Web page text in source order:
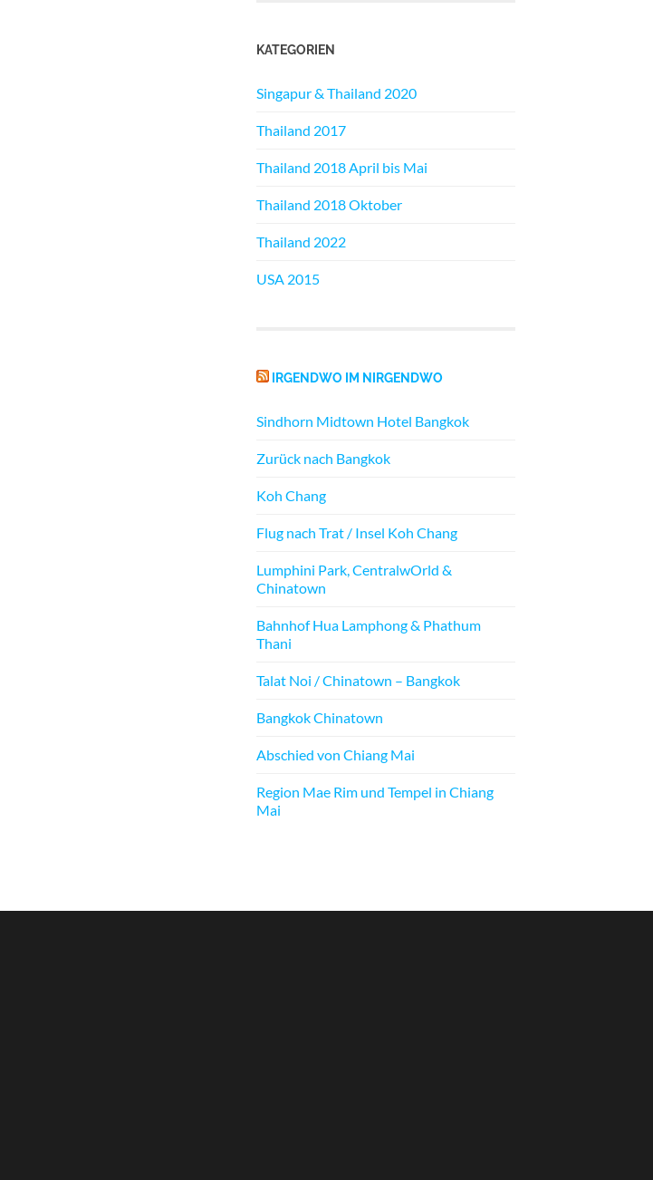
KATEGORIEN
Singapur & Thailand 2020
Thailand 2017
Thailand 2018 April bis Mai
Thailand 2018 Oktober
Thailand 2022
USA 2015
IRGENDWO IM NIRGENDWO
Sindhorn Midtown Hotel Bangkok
Zurück nach Bangkok
Koh Chang
Flug nach Trat / Insel Koh Chang
Lumphini Park, CentralwOrld &
Chinatown
Bahnhof Hua Lamphong & Phathum
Thani
Talat Noi / Chinatown – Bangkok
Bangkok Chinatown
Abschied von Chiang Mai
Region Mae Rim und Tempel in Chiang
Mai